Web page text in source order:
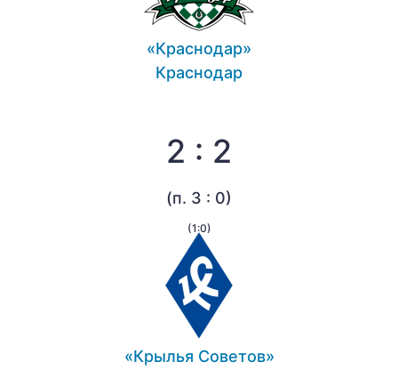
«Краснодар»
Краснодар
2 : 2
(п. 3 : 0)
(1:0)
«Крылья Советов»